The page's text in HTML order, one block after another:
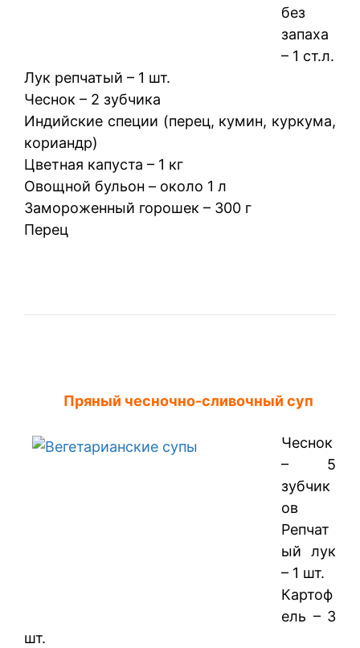
без
запаха
– 1 ст.л.
Лук репчатый – 1 шт.
Чеснок – 2 зубчика
Индийские специи (перец, кумин, куркума,
кориандр)
Цветная капуста – 1 кг
Овощной бульон – около 1 л
Замороженный горошек – 300 г
Перец
Пряный чесночно-сливочный суп
Чеснок
– 5
зубчик
ов
Репчат
ый лук
– 1 шт.
Картоф
ель – 3
шт.